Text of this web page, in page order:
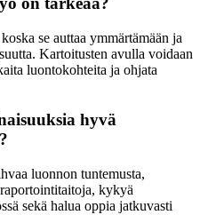
se auttaa ymmärtämään ja
Kartoitusten avulla voidaan
luontokohteita ja ohjata
hyvä
luonnon tuntemusta,
kykyä
sekä halua oppia jatkuvasti